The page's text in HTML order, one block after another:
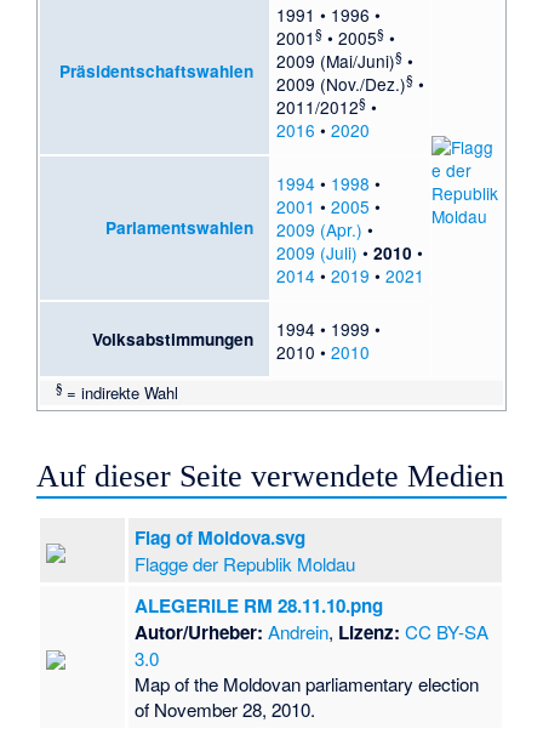
Präsidentschaftswahlen
1991 • 1996 •
2001 §• 2005§•
2009 (Mai/Juni)§•
2009 (Nov./Dez.)§•
2011/2012§•
2016 • 2020
Parlamentswahlen
1994• 1998 •
2001 • 2005 •
2009 (Apr.) •
2009 (Juli) • 2010 •
2014• 2019 • 2021
Volksabstimmungen 1994• 1999 •
2010 • 2010
§ = indirekte Wahl
Auf dieser Seite verwendete Medien
Flag of Moldova.svg
Flagge der Republik Moldau
ALEGERILE RM 28.11.10.png
Autor/Urheber: Andrein, Lizenz: CC BY-SA
3.0
Map of the Moldovan parliamentary election
of November 28, 2010.